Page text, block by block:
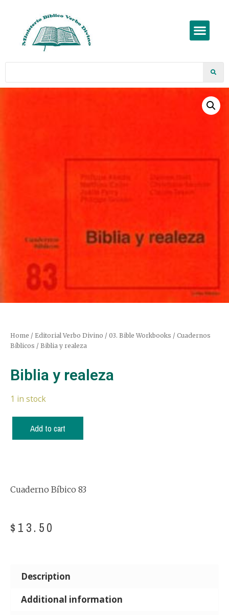
Home / Editorial Verbo Divino / 03. Bible Workbooks / Cuadernos
Bíblicos / Biblia y realeza
Biblia y realeza
1 in stock
Add to cart
Cuaderno Bíbico 83
$ 13.50
Description
Additional information